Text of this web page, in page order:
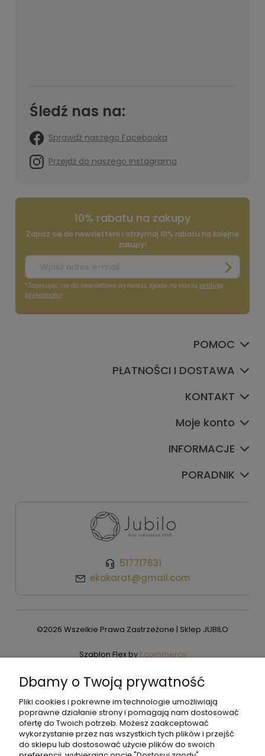
Śledź nas na:
Sprawdź naszego Facebooka
Przejdź do naszego Instagrama
10% rabatu na zakupy
Zapisz się do newslettera i otrzymaj 10% rabatu na kolejne
zakupy!
*Zapisując się do newslettera wyrażasz zgodę na naszą politykę
prywatności
POMOC
PŁATNOŚCI I DOSTAWA
KONTAKT
Moje konto
INFORMACJE
PORADNIK
517717631
ekokarat@gmail.com
©2026 Wszelkie Prawa Zastrzeżone | Sklep JUBILO
Szablon Flex byEcommercy
Pokaż pełną wersję strony
Dbamy o Twoją prywatność
Pliki cookies i pokrewne im technologie umożliwiają
poprawne działanie strony i pomagają nam dostosować
ofertę do Twoich potrzeb. Możesz zaakceptować
wykorzystanie przez nas wszystkich tych plików i przejść
do sklepu lub dostosować użycie plików do swoich